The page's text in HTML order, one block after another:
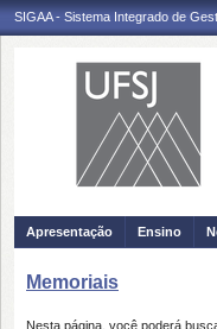
SIGAA - Sistema Integrado de
Apresentação Ensino
Memoriais
Nesta página, você poderá